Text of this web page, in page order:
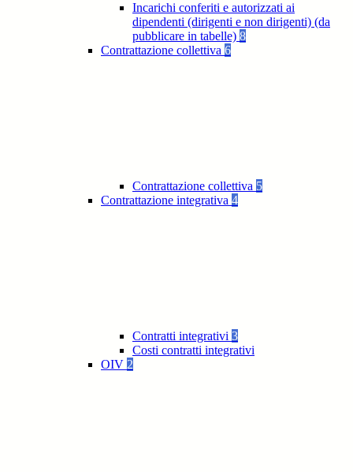
Incarichi conferiti e autorizzati ai
dipendenti (dirigenti e non dirigenti) (da
pubblicare in tabelle) 8
Contrattazione collettiva 6
Contrattazione collettiva 5
Contrattazione integrativa 4
Contratti integrativi 3
Costi contratti integrativi
OIV 2